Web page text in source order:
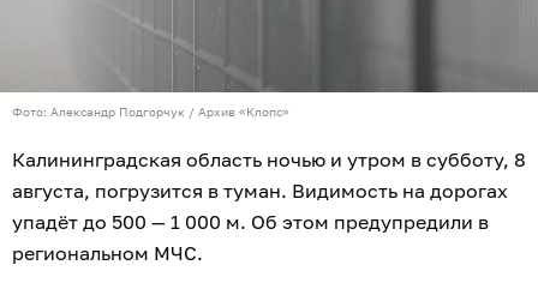
Фото: Александр Подгорчук / Архив «Клопс»
Калининградская область ночью и утром в субботу, 8
августа, погрузится в туман. Видимость на дорогах
упадёт до 500 — 1 000 м. Об этом предупредили в
региональном МЧС.